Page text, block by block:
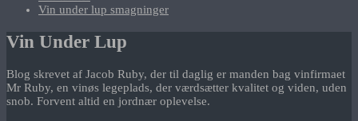
Vin under lup smagninger
Vin Under Lup
Blog skrevet af Jacob Ruby, der til daglig er manden bag vinfirmaet
Mr Ruby, en vinøs legeplads, der værdsætter kvalitet og viden, uden
snob. Forvent altid en jordnær oplevelse.